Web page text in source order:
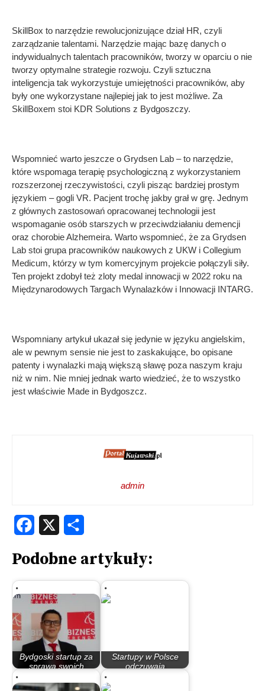
SkillBox to narzędzie rewolucjonizujące dział HR, czyli
zarządzanie talentami. Narzędzie mając bazę danych o
indywidualnych talentach pracowników, tworzy w oparciu o nie
tworzy optymalne strategie rozwoju. Czyli sztuczna
inteligencja tak wykorzystuje umiejętności pracowników, aby
były one wykorzystane najlepiej jak to jest możliwe. Za
SkillBoxem stoi KDR Solutions z Bydgoszczy.
Wspomnieć warto jeszcze o Grydsen Lab – to narzędzie,
które wspomaga terapię psychologiczną z wykorzystaniem
rozszerzonej rzeczywistości, czyli pisząc bardziej prostym
językiem – gogli VR. Pacjent trochę jakby grał w grę. Jednym
z głównych zastosowań opracowanej technologii jest
wspomaganie osób starszych w przeciwdziałaniu demencji
oraz chorobie Alzhemeira. Warto wspomnieć, że za Grydsen
Lab stoi grupa pracowników naukowych z UKW i Collegium
Medicum, którzy w tym komercyjnym projekcie połączyli siły.
Ten projekt zdobył też zloty medal innowacji w 2022 roku na
Międzynarodowych Targach Wynalazków i Innowacji INTARG.
Wspomniany artykuł ukazał się jedynie w języku angielskim,
ale w pewnym sensie nie jest to zaskakujące, bo opisane
patenty i wynalazki mają większą sławę poza naszym kraju
niż w nim. Nie mniej jednak warto wiedzieć, że to wszystko
jest właściwie Made in Bydgoszcz.
admin
Facebook
Podobne artykuły:
Bydgoski startup za
sprawą swoich
Startupy w Polsce
odczuwają
spowolnienie. Część…